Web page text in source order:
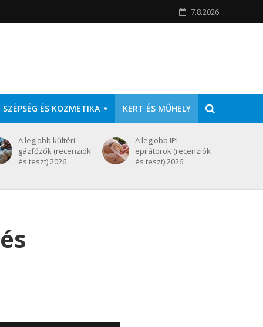
7.8.2026
SZÉPSÉG ÉS KOZMETIKA KERT ÉS MŰHELY
A legjobb kültéri
gázfőzők (recenziók
és teszt) 2026
A legjobb IPL
epilátorok (recenziók
és teszt) 2026